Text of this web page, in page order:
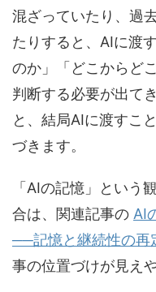
混ざっていたり、過
たりすると、AIに渡
のか」「どこからど
判断する必要が出て
と、結局AIに渡すこ
づきます。
「AIの記憶」という
合は、関連記事の AI
──記憶と継続性の再
事の位置づけが見え